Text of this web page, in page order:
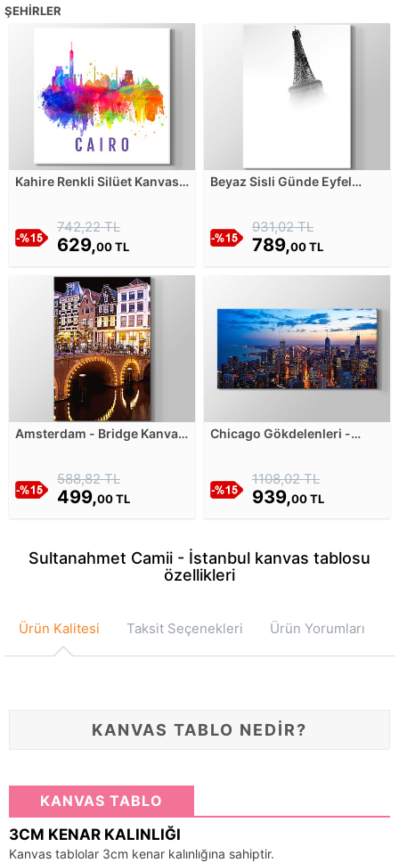
ŞEHIRLER
Kahire Renkli Silüet Kanvas
742,22 TL
629,00 TL
Beyaz Sisli Günde Eyfel
931,02 TL
789,00 TL
Amsterdam - Bridge Kanvas
588,82 TL
499,00 TL
Chicago Gökdelenleri -
1108,02 TL
939,00 TL
Sultanahmet Camii - İstanbul kanvas tablosu
özellikleri
Ürün Kalitesi Taksit Seçenekleri Ürün Yorumları
KANVAS TABLO NEDİR?
KANVAS TABLO
3CM KENAR KALINLIĞI
Kanvas tablolar 3cm kenar kalınlığına sahiptir.